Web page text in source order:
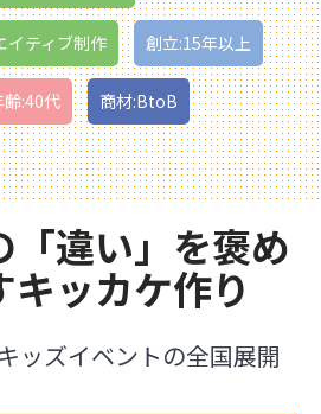
イティブ制作 創立:15年以上
:40代 商材:BtoB
「違い」を褒め
キッカケ作り
ッズイベントの全国展開